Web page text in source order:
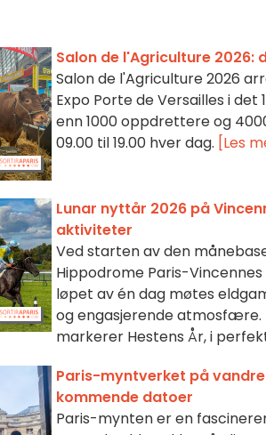
Salon de l'Agriculture
Salon de l'Agriculture 2026
Expo Porte de Versailles i
enn 1000 oppdrettere og
09.00 til 19.00 hver dag. [Les
Lunar nyttår 2026 på
aktiviteter
Ved starten av den
Hippodrome Paris-
løpet av én dag møtes
og engasjerende atmosfære.
markerer Hestens År, i
Paris-myntverket på
kommende datoer
Paris-mynten er en